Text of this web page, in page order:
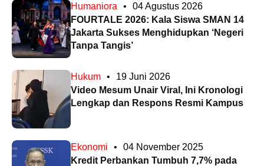
Humaniora •
04 Agustus 2026
FOURTALE 2026: Kala Siswa SMAN 14
Jakarta Sukses Menghidupkan ‘Negeri
Tanpa Tangis’
Hukum •
19 Juni 2026
Video Mesum Unair Viral, Ini Kronologi
Lengkap dan Respons Resmi Kampus
Ekonomi •
04 November 2025
Kredit Perbankan Tumbuh 7,7% pada